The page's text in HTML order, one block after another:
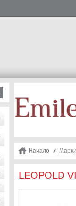
Начало Марки
LEOPOLD